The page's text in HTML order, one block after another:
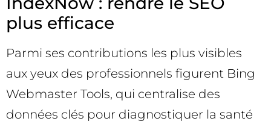
plus efficace
Parmi ses contributions les plus visibles
aux yeux des professionnels figurent Bing
Webmaster Tools, qui centralise des
données clés pour diagnostiquer la santé